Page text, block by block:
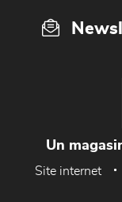
Un
Site internet